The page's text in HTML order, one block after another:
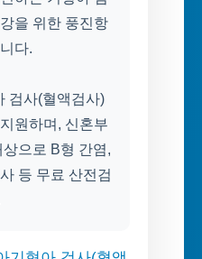
을 위한 풍진항
다.
검사(혈액검사)
원하며, 신혼부
으로 B형 간염,
등 무료 산전검